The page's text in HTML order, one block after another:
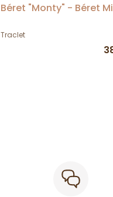
Béret "Monty" - Béret
Traclet